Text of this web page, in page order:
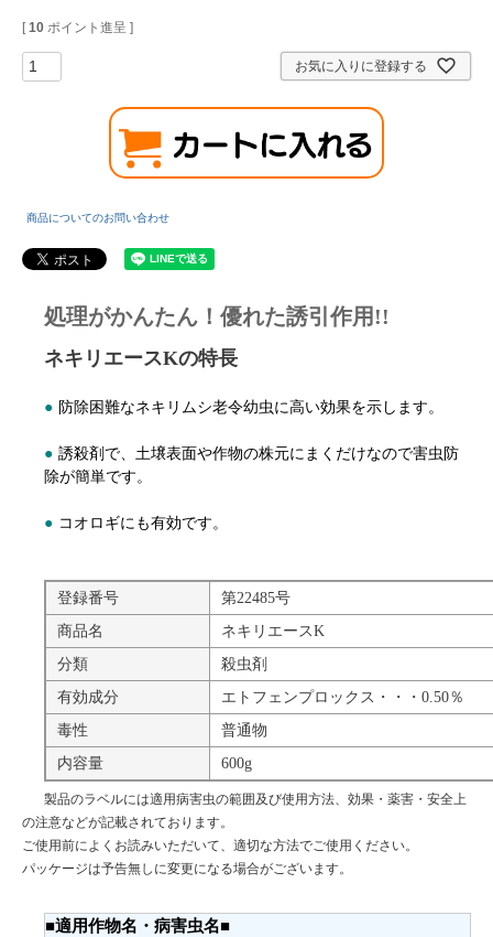
[ 10 ポイント進呈 ]
お気に入りに登録する
商品についてのお問い合わせ
処理がかんたん！優れた誘引作用!!
ネキリエースKの特長
● 防除困難なネキリムシ老令幼虫に高い効果を示します。
● 誘殺剤で、土壌表面や作物の株元にまくだけなので害虫防
除が簡単です。
● コオロギにも有効です。
登録番号
第22485号
商品名
ネキリエースK
分類
殺虫剤
有効成分
エトフェンプロックス・・・0.50％
毒性
普通物
内容量
600g
製品のラベルには適用病害虫の範囲及び使用方法、効果・薬害・安全上
の注意などが記載されております。
ご使用前によくお読みいただいて、適切な方法でご使用ください。
パッケージは予告無しに変更になる場合がございます。
■適用作物名・病害虫名■